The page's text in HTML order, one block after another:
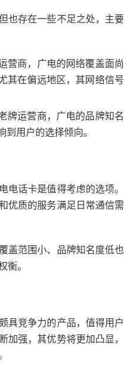
也存在一些不足之处，主要
营商，广电的网络覆盖面尚
其在偏远地区，其网络信号
牌运营商，广电的品牌知名
用户的选择倾向。
电话卡是值得考虑的选项。
优质的服务满足日常通信需
盖范围小、品牌知名度低也
衡。
具竞争力的产品，值得用户
加强，其优势将更加凸显，